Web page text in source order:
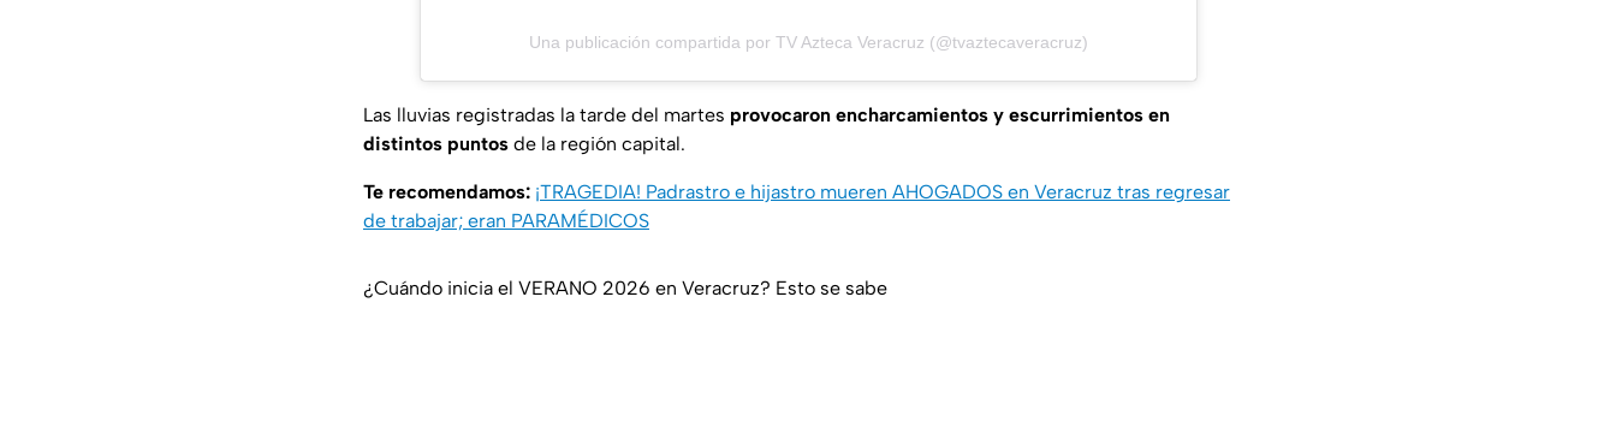
Una publicación compartida por TV Azteca Veracruz (@tvaztecaveracruz)
Las lluvias registradas la tarde del martes provocaron encharcamientos y escurrimientos en
distintos puntos de la región capital.
Te recomendamos: ¡TRAGEDIA! Padrastro e hijastro mueren AHOGADOS en Veracruz tras regresar
de trabajar; eran PARAMÉDICOS
¿Cuándo inicia el VERANO 2026 en Veracruz? Esto se sabe